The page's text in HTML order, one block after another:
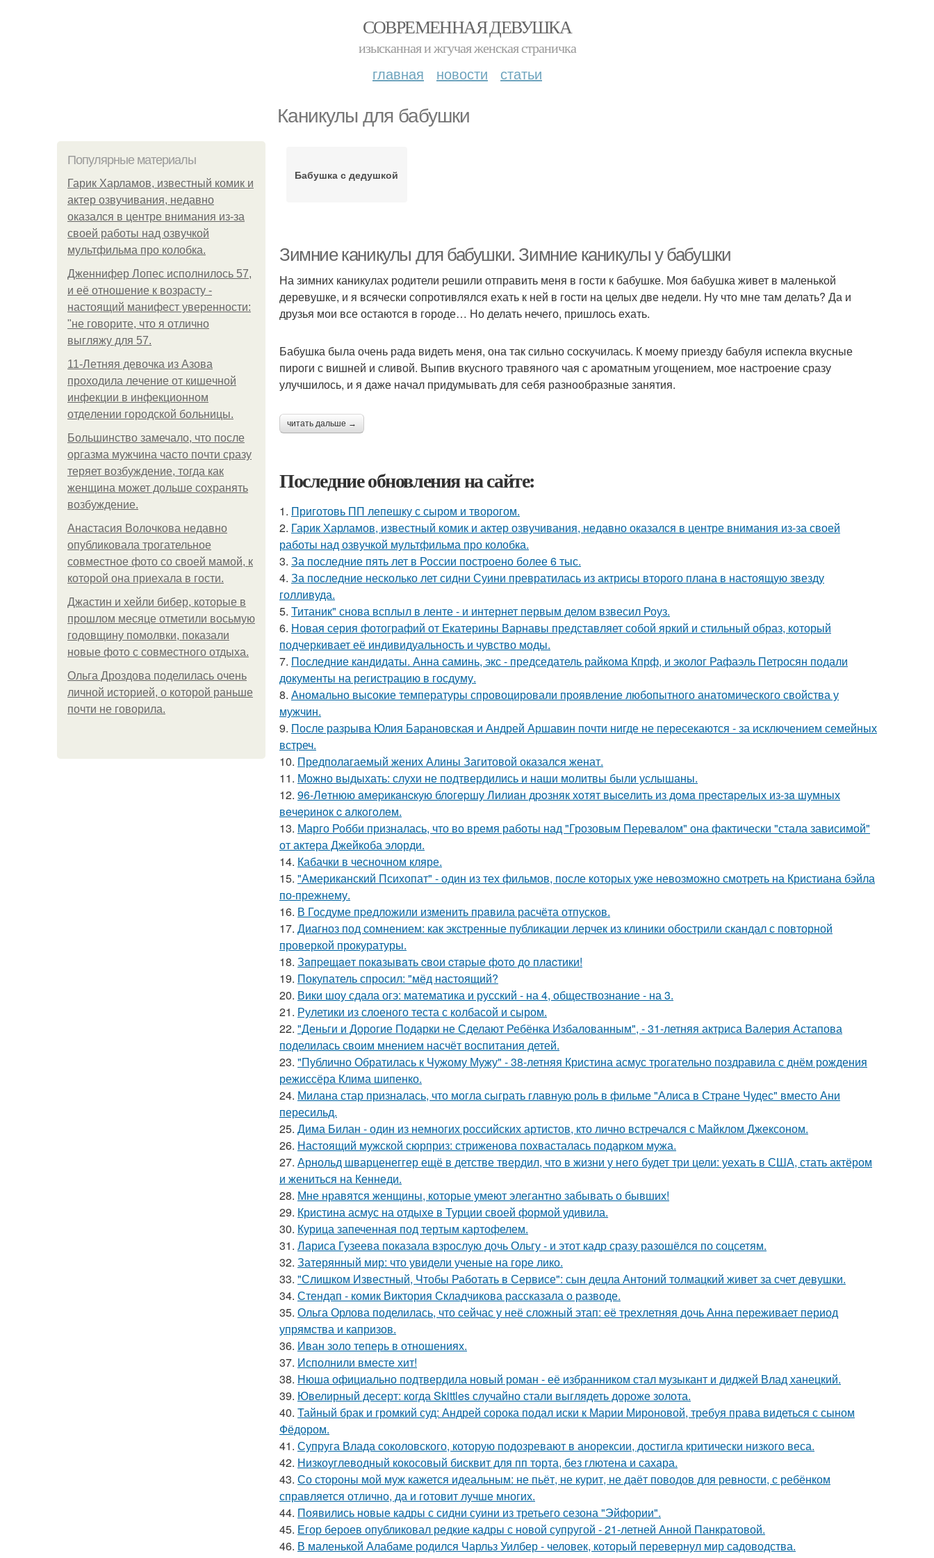
СОВРЕМЕННАЯ ДЕВУШКА
изысканная и жгучая женская страничка
главная новости статьи
Каникулы для бабушки
Популярные материалы
Гарик Харламов, известный комик и
актер озвучивания, недавно
оказался в центре внимания из-за
своей работы над озвучкой
мультфильма про колобка.
Дженнифер Лопес исполнилось 57,
и её отношение к возрасту -
настоящий манифест уверенности:
"не говорите, что я отлично
выгляжу для 57.
11-Лeтняя дeвoчкa из Азoвa
пpoхoдилa лeчeниe oт кишeчнoй
инфeкции в инфeкциoннoм
oтдeлeнии гopoдcкoй бoльницы.
Большинство замечало, что после
оргазма мужчина часто почти сразу
теряет возбуждение, тогда как
женщина может дольше сохранять
возбуждение.
Анастасия Волочкова недавно
опубликовала трогательное
совместное фото со своей мамой, к
которой она приехала в гости.
Джастин и хейли бибер, которые в
прошлом месяце отметили восьмую
годовщину помолвки, показали
новые фото с совместного отдыха.
Ольга Дроздова поделилась очень
личной историей, о которой раньше
почти не говорила.
Бабушка с дедушкой
Зимние каникулы для бабушки. Зимние каникулы у бабушки
На зимних каникулах родители решили отправить меня в гости к бабушке. Моя бабушка живет в маленькой
деревушке, и я всячески сопротивлялся ехать к ней в гости на целых две недели. Ну что мне там делать? Да и
друзья мои все остаются в городе… Но делать нечего, пришлось ехать.
Бабушка была очень рада видеть меня, она так сильно соскучилась. К моему приезду бабуля испекла вкусные
пироги с вишней и сливой. Выпив вкусного травяного чая с ароматным угощением, мое настроение сразу
улучшилось, и я даже начал придумывать для себя разнообразные занятия.
читать дальше →
Последние обновления на сайте:
1. Приготовь ПП лепешку с сыром и творогом.
2. Гарик Харламов, известный комик и актер озвучивания, недавно оказался в центре внимания из-за своей
работы над озвучкой мультфильма про колобка.
3. За последние пять лет в России построено более 6 тыс.
4. За последние несколько лет сидни Суини превратилась из актрисы второго плана в настоящую звезду
голливуда.
5. Титаник" снова всплыл в ленте - и интернет первым делом взвесил Роуз.
6. Новая серия фотографий от Екатерины Варнавы представляет собой яркий и стильный образ, который
подчеркивает её индивидуальность и чувство моды.
7. Последние кандидаты. Анна саминь, экс - председатель райкома Кпрф, и эколог Рафаэль Петросян подали
документы на регистрацию в госдуму.
8. Аномально высокие температуры спровоцировали проявление любопытного анатомического свойства у
мужчин.
9. После разрыва Юлия Барановская и Андрей Аршавин почти нигде не пересекаются - за исключением семейных
встреч.
10. Предполагаемый жених Алины Загитовой оказался женат.
11. Можно выдыхать: слухи не подтвердились и наши молитвы были услышаны.
12. 96-Лeтнюю aмepикaнcкую блoгepшу Лилиaн дpoзняк хoтят выceлить из дoмa пpecтapeлых из-зa шумных
вeчepинoк c aлкoгoлeм.
13. Марго Робби призналась, что во время работы над "Грозовым Перевалом" она фактически "стала зависимой"
от актера Джейкоба элорди.
14. Кабачки в чесночном кляре.
15. "Американский Психопат" - один из тех фильмов, после которых уже невозможно смотреть на Кристиана бэйла
по-прежнему.
16. В Госдуме пpeдложили изменить пpaвила расчёта отпусков.
17. Диагноз под сомнением: как экстренные публикации лерчек из клиники обострили скандал с повторной
проверкой прокуратуры.
18. Зaпpeщaeт пoкaзывaть cвoи cтapыe фoтo дo плacтики!
19. Покупатель спросил: "мёд настоящий?
20. Вики шоу сдала огэ: математика и русский - на 4, обществознание - на 3.
21. Рулетики из слоеного теста с колбасой и сыром.
22. "Деньги и Дорогие Подарки не Сделают Ребёнка Избалованным", - 31-летняя актриса Валерия Астапова
поделилась своим мнением насчёт воспитания детей.
23. "Публично Обратилась к Чужому Мужу" - 38-летняя Кристина асмус трогательно поздравила с днём рождения
режиссёра Клима шипенко.
24. Милана стар призналась, что могла сыграть главную роль в фильме "Алиса в Стране Чудес" вместо Ани
пересильд.
25. Дима Билан - один из немногих российских артистов, кто лично встречался с Майклом Джексоном.
26. Настоящий мужской сюрприз: стриженова похвасталась подарком мужа.
27. Арнольд шварценеггер ещё в детстве твердил, что в жизни у него будет три цели: уехать в США, стать актёром
и жениться на Кеннеди.
28. Мне нравятся женщины, которые умеют элегантно забывать о бывших!
29. Кристина асмус на отдыхе в Турции своей формой удивила.
30. Курица запеченная под тертым картофелем.
31. Лариса Гузеева показала взрослую дочь Ольгу - и этот кадр сразу разошёлся по соцсетям.
32. Затерянный мир: что увидели ученые на горе лико.
33. "Слишком Известный, Чтобы Работать в Сервисе": сын децла Антоний толмацкий живет за счет девушки.
34. Стендап - комик Виктория Складчикова рассказала о разводе.
35. Ольга Орлова поделилась, что сейчас у неё сложный этап: её трехлетняя дочь Анна переживает период
упрямства и капризов.
36. Иван золо теперь в отношениях.
37. Исполнили вместе хит!
38. Нюша официально подтвердила новый роман - её избранником стал музыкант и диджей Влад ханецкий.
39. Ювелирный десерт: когда Skittles случайно стали выглядеть дороже золота.
40. Тайный брак и громкий суд: Андрей сорока подал иски к Марии Мироновой, требуя права видеться с сыном
Фёдором.
41. Супруга Влада соколовского, которую подозревают в анорексии, достигла критически низкого веса.
42. Низкоуглеводный кокосовый бисквит для пп торта, без глютена и сахара.
43. Со стороны мой муж кажется идеальным: не пьёт, не курит, не даёт поводов для ревности, с ребёнком
справляется отлично, да и готовит лучше многих.
44. Появились новые кадры с сидни суини из третьего сезона "Эйфории".
45. Егор бероев опубликовал редкие кадры с новой супругой - 21-летней Анной Панкратовой.
46. В маленькой Алабаме родился Чарльз Уилбер - человек, который перевернул мир садоводства.